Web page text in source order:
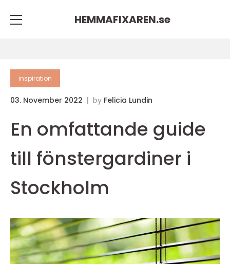
HEMMAFIXAREN.se
inspiration
03. November 2022 by Felicia Lundin
En omfattande guide
till fönstergardiner i
Stockholm